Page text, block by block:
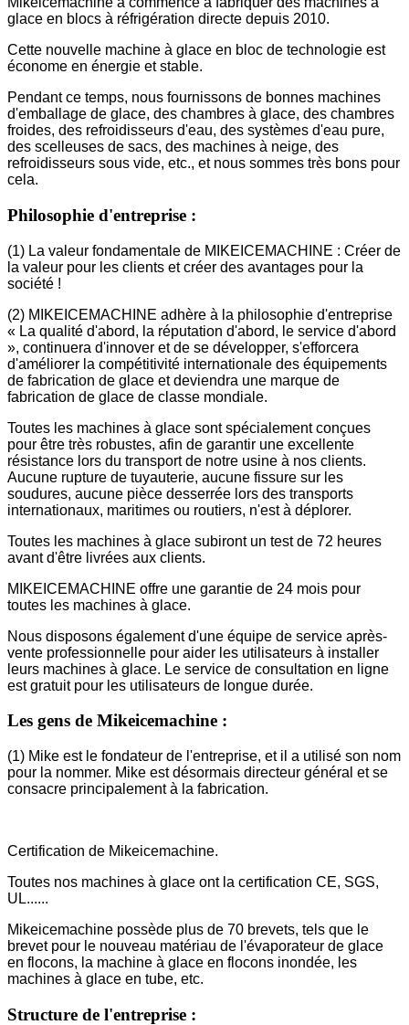
glace en blocs à réfrigération directe depuis 2010.
Cette nouvelle machine à glace en bloc de technologie est
économe en énergie et stable.
Pendant ce temps, nous fournissons de bonnes machines
d'emballage de glace, des chambres à glace, des chambres
froides, des refroidisseurs d'eau, des systèmes d'eau pure,
des scelleuses de sacs, des machines à neige, des
refroidisseurs sous vide, etc., et nous sommes très bons pour
cela.
Philosophie d'entreprise :
(1) La valeur fondamentale de MIKEICEMACHINE : Créer de
la valeur pour les clients et créer des avantages pour la
société !
(2) MIKEICEMACHINE adhère à la philosophie d'entreprise
« La qualité d'abord, la réputation d'abord, le service d'abord
», continuera d'innover et de se développer, s'efforcera
d'améliorer la compétitivité internationale des équipements
de fabrication de glace et deviendra une marque de
fabrication de glace de classe mondiale.
Toutes les machines à glace sont spécialement conçues
pour être très robustes, afin de garantir une excellente
résistance lors du transport de notre usine à nos clients.
Aucune rupture de tuyauterie, aucune fissure sur les
soudures, aucune pièce desserrée lors des transports
internationaux, maritimes ou routiers, n'est à déplorer.
Toutes les machines à glace subiront un test de 72 heures
avant d'être livrées aux clients.
MIKEICEMACHINE offre une garantie de 24 mois pour
toutes les machines à glace.
Nous disposons également d'une équipe de service après-
vente professionnelle pour aider les utilisateurs à installer
leurs machines à glace. Le service de consultation en ligne
est gratuit pour les utilisateurs de longue durée.
Les gens de Mikeicemachine :
(1) Mike est le fondateur de l'entreprise, et il a utilisé son nom
pour la nommer. Mike est désormais directeur général et se
consacre principalement à la fabrication.
Certification de Mikeicemachine.
Toutes nos machines à glace ont la certification CE, SGS,
UL......
Mikeicemachine possède plus de 70 brevets, tels que le
brevet pour le nouveau matériau de l'évaporateur de glace
en flocons, la machine à glace en flocons inondée, les
machines à glace en tube, etc.
Structure de l'entreprise :